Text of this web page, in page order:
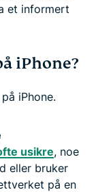
et informert
iPhone?
iPhone.
usikre, noe
eller bruker
på en